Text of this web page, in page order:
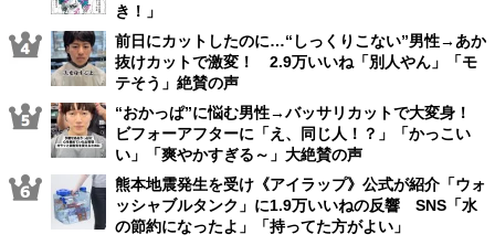
き！」
前日にカットしたのに…“しっくりこない”男性→あか
抜けカットで激変！ 2.9万いいね「別人やん」「モ
テそう」絶賛の声
“おかっぱ”に悩む男性→バッサリカットで大変身！
ビフォーアフターに「え、同じ人！？」「かっこい
い」「爽やかすぎる～」大絶賛の声
熊本地震発生を受け《アイラップ》公式が紹介「ウォ
ッシャブルタンク」に1.9万いいねの反響 SNS「水
の節約になったよ」「持ってた方がよい」